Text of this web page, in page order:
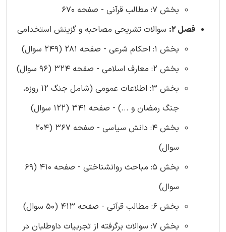
بخش 7: مطالب قرآنی - صفحه 670
فصل 2:
سوالات تشریحی مصاحبه و گزینش استخدامی
بخش 1: احکام شرعی - صفحه 281 (249 سوال)
بخش 2: معارف اسلامی - صفحه 324 (96 سوال)
بخش 3: اطلاعات عمومی (شامل جنگ 12 روزه،
جنگ رمضان و ...) - صفحه 341 (122 سوال)
بخش 4: دانش سیاسی - صفحه 367 (204
سوال)
بخش 5: مباحث روانشناختی - صفحه 410 (69
سوال)
بخش 6: مطالب قرآنی - صفحه 413 (50 سوال)
بخش 7: سوالات برگرفته از تجربیات داوطلبان در